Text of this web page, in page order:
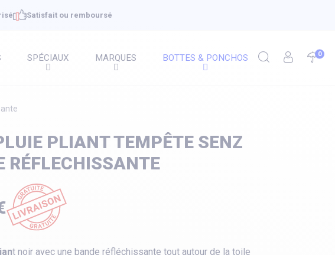
Satisfait ou remboursé
0
SPÉCIAUX MARQUES BOTTES & PONCHOS
PLIANT TEMPÊTE SENZ
RÉFLECHISSANTE
t noir avec une bande réfléchissante tout autour de la toile